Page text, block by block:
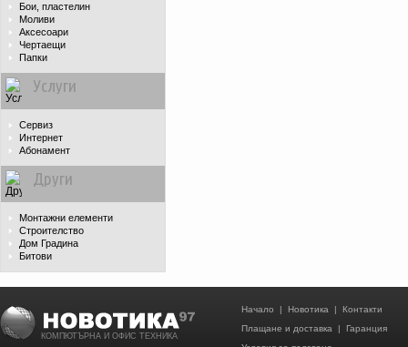
Бои, пластелин
Моливи
Аксесоари
Чертаещи
Папки
Услуги
Сервиз
Интернет
Абонамент
Други
Монтажни елементи
Строителство
Дом Градина
Битови
КОМПЮТЪРНА И ОФИС ТЕХНИКА
Начало | Новотика | Контакти
Плащане и доставка | Гаранция